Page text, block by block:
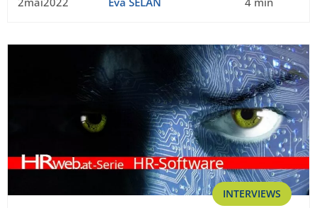
INTERVIEWS